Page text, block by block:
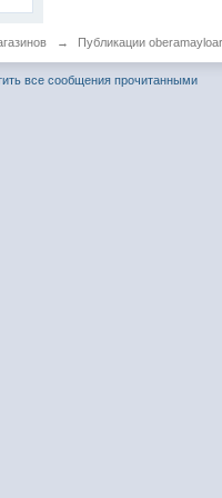
→ Публикации
все сообщения прочитанными